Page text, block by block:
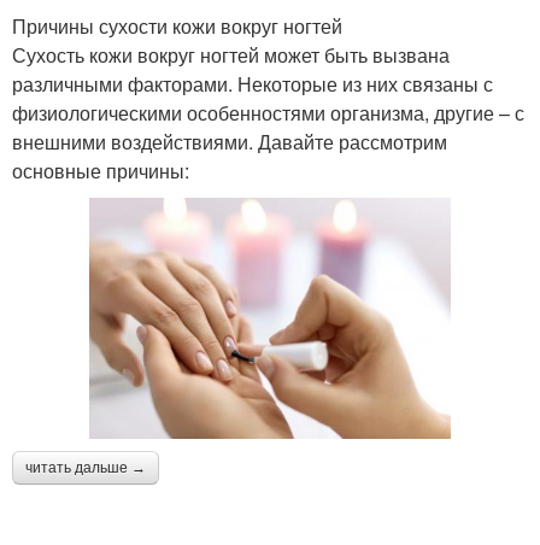
Причины сухости кожи вокруг ногтей
Сухость кожи вокруг ногтей может быть вызвана
различными факторами. Некоторые из них связаны с
физиологическими особенностями организма, другие – с
внешними воздействиями. Давайте рассмотрим
основные причины:
читать дальше →